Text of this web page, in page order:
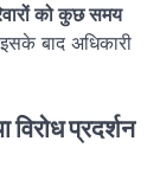
को कुछ समय
बाद अधिकारी
प्रदर्शन